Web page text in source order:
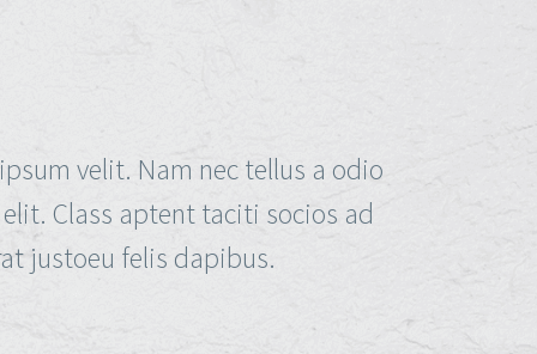
velit. Nam nec tellus a odio
Class aptent taciti socios ad
justoeu felis dapibus.